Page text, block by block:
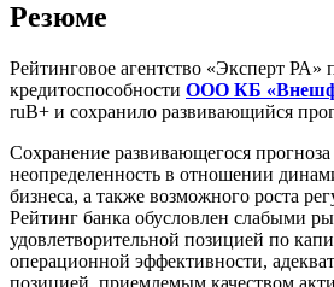
Резюме
Рейтинговое агентство «Эксперт РА»
кредитоспособности ООО КБ
ruB+ и сохранило развивающийся
Сохранение развивающегося прогноза
неопределенность в отношении
бизнеса, а также возможного роста
Рейтинг банка обусловлен слабыми
удовлетворительной позицией по
операционной эффективности,
позицией, приемлемым качеством